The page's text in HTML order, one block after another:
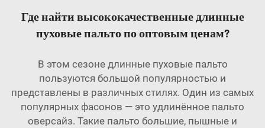
Где найти высококачественные длинные
пуховые пальто по оптовым ценам?
В этом сезоне длинные пуховые пальто
пользуются большой популярностью и
представлены в различных стилях. Один из самых
популярных фасонов — это удлинённое пальто
оверсайз. Такие пальто большие, пышные и